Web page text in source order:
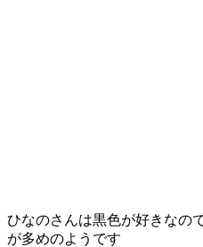
ひなのさんは黒色が好きなの
が多めのようです